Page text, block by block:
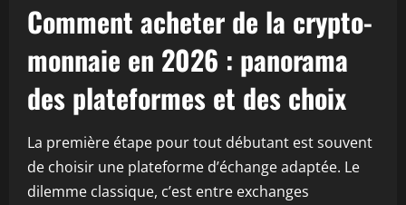
Comment acheter de la crypto-
monnaie en 2026 : panorama
des plateformes et des choix
La première étape pour tout débutant est souvent
de choisir une plateforme d’échange adaptée. Le
dilemme classique, c’est entre exchanges